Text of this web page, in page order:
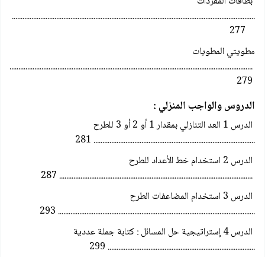
.........................................................................................................................................
مطويتي المطويات
.........................................................................................................................................
الدروس والواجب المنزلي :
الدرس 1 العد التنازلي بمقدار 1 أو 2 أو 3 للطرح
........................................................................................... 281
الدرس 2 استخدام خط الأعداد للطرح
............................................................................................................. 287
الدرس 3 استخدام المضاعفات الطرح
............................................................................................................... 293
الدرس 4 إستراتيجية حل المسائل : كتابة جملة عددية
................................................................................... 299